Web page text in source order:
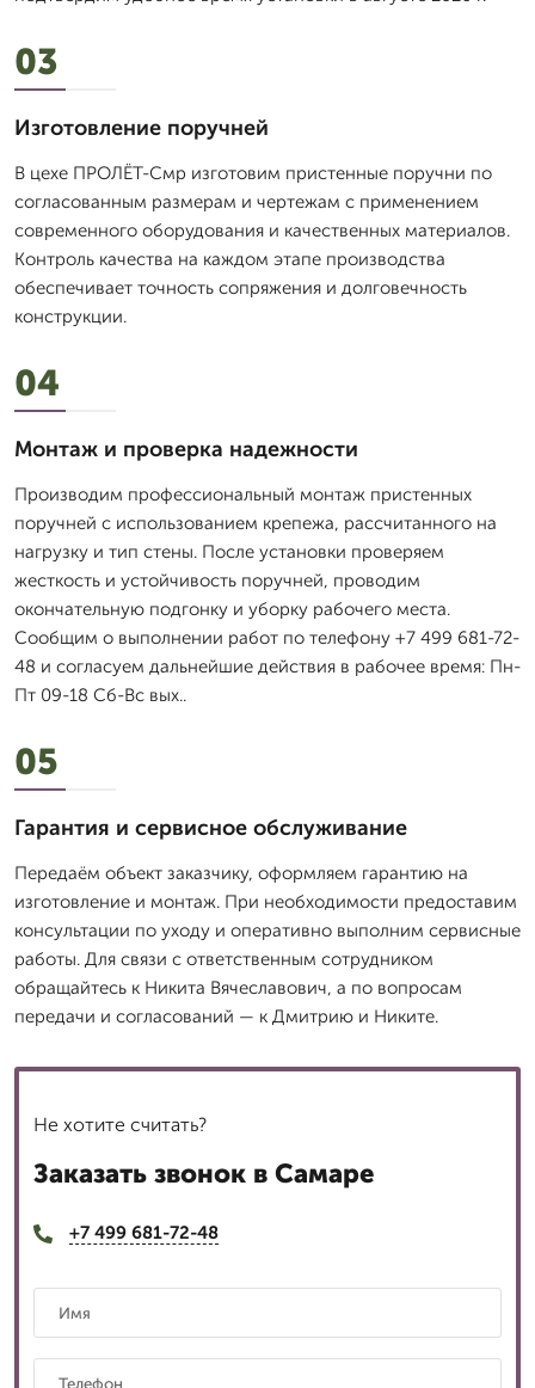
03
Изготовление поручней
В цехе ПРОЛЁТ-Смр изготовим пристенные поручни по
согласованным размерам и чертежам с применением
современного оборудования и качественных материалов.
Контроль качества на каждом этапе производства
обеспечивает точность сопряжения и долговечность
конструкции.
04
Монтаж и проверка надежности
Производим профессиональный монтаж пристенных
поручней с использованием крепежа, рассчитанного на
нагрузку и тип стены. После установки проверяем
жесткость и устойчивость поручней, проводим
окончательную подгонку и уборку рабочего места.
Сообщим о выполнении работ по телефону +7 499 681-72-
48 и согласуем дальнейшие действия в рабочее время: Пн-
Пт 09-18 Сб-Вс вых..
05
Гарантия и сервисное обслуживание
Передаём объект заказчику, оформляем гарантию на
изготовление и монтаж. При необходимости предоставим
консультации по уходу и оперативно выполним сервисные
работы. Для связи с ответственным сотрудником
обращайтесь к Никита Вячеславович, а по вопросам
передачи и согласований — к Дмитрию и Никите.
Не хотите считать?
Заказать звонок в Самаре
+7 499 681-72-48